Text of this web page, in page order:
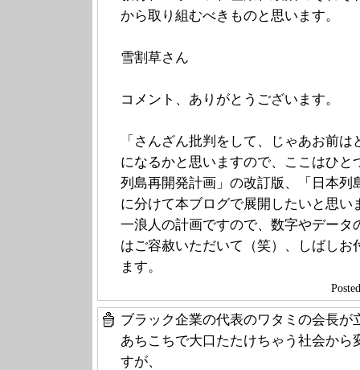
から取り組むべきものと思います。
雪割草さん
コメント、ありがとうございます。
「さんざん批判をして、じゃあお前
になるかと思いますので、ここはひと
列島再開発計画」の改訂版、「日本列
に分けて本ブログで展開したいと思い
一浪人の計画ですので、数字やデータ
はご容赦いただいて（笑）、しばしお
ます。
ブラック企業の代表のワタミの会長が
あちこちで大口たたけちゃう社会から
すが、